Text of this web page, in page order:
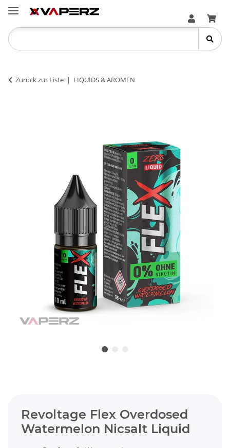
Zurück zur Liste LIQUIDS & AROMEN
Revoltage Flex Overdosed
Watermelon Nicsalt Liquid